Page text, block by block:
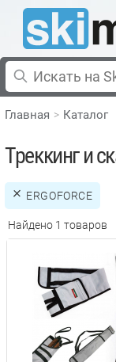
Главная Каталог
Треккинг и
ERGOFORCE
Найдено 1 товаров